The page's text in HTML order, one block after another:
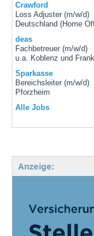
Crawford
Loss Adjuster (m/w/d)
Deutschland (Home
deas
Fachbetreuer (m/w/d)
u.a. Koblenz und
Sparkasse
Bereichsleiter (m/w/d)
Pforzheim
Alle Jobs
Anzeige: